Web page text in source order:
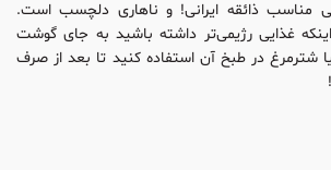
ذائقه ایرانی! و ناهاری دلچسب است.
غذایی رژیمی‌‌تر داشته باشید به جای گوشت
یا شترمرغ در طبخ آن استفاده کنید تا بعد از صرف